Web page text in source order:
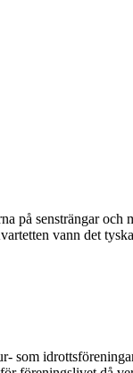
på sensträngar
vann det
som